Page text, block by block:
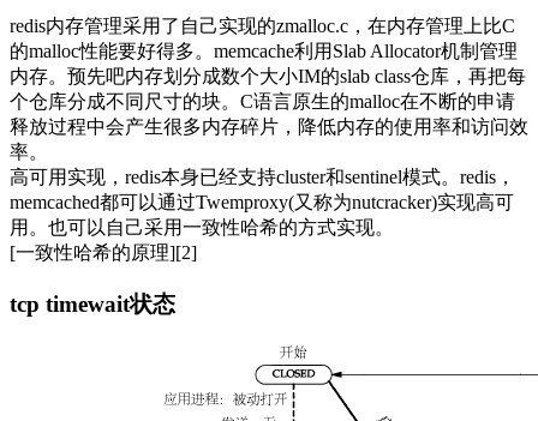
redis内存管理采用了自己实现的zmalloc.c，在内存管理上比C
的malloc性能要好得多。memcache利用Slab Allocator机制管理
内存。预先吧内存划分成数个大小IM的slab class仓库，再把每
个仓库分成不同尺寸的块。C语言原生的malloc在不断的申请
释放过程中会产生很多内存碎片，降低内存的使用率和访问效
率。
高可用实现，redis本身已经支持cluster和sentinel模式。redis，
memcached都可以通过Twemproxy(又称为nutcracker)实现高可
用。也可以自己采用一致性哈希的方式实现。
[一致性哈希的原理][2]
tcp timewait状态